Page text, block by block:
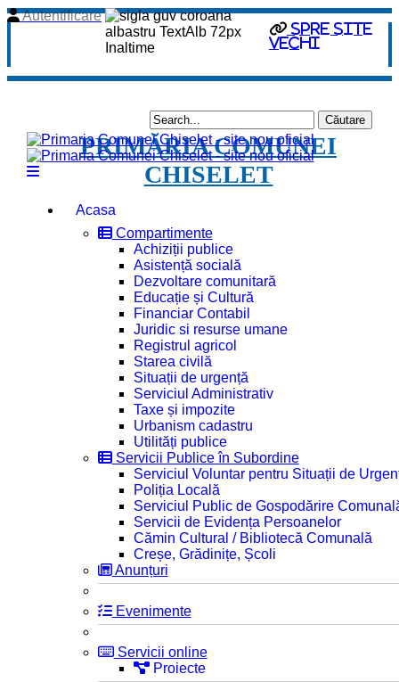
Spre site
vechi
Autentificare
PRIMĂRIA COMUNEI
CHISELET
Acasa
Compartimente
Achiziții publice
Asistență socială
Dezvoltare comunitară
Educație și Cultură
Financiar Contabil
Juridic si resurse umane
Registrul agricol
Starea civilă
Situații de urgență
Serviciul Administrativ
Taxe și impozite
Urbanism cadastru
Utilități publice
Servicii Publice în Subordine
Serviciul Voluntar pentru Situații de
Poliția Locală
Serviciul Public de Gospodărire
Servicii de Evidența Persoanelor
Cămin Cultural / Bibliotecă Comunală
Creșe, Grădinițe, Școli
Anunțuri
Evenimente
Servicii online
Proiecte